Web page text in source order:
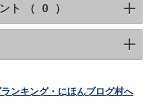
ト （ ） click to
to expand contents